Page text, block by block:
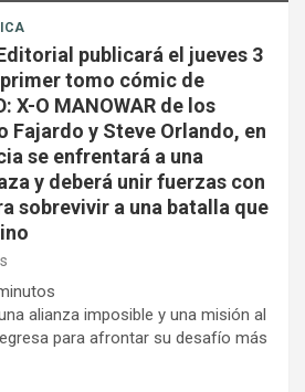
publicará el jueves 3
tomo cómic de
X-O MANOWAR de los
Fajardo y Steve Orlando, en
se enfrentará a una
y deberá unir fuerzas con
sobrevivir a una batalla que
alianza imposible y una misión al
para afrontar su desafío más